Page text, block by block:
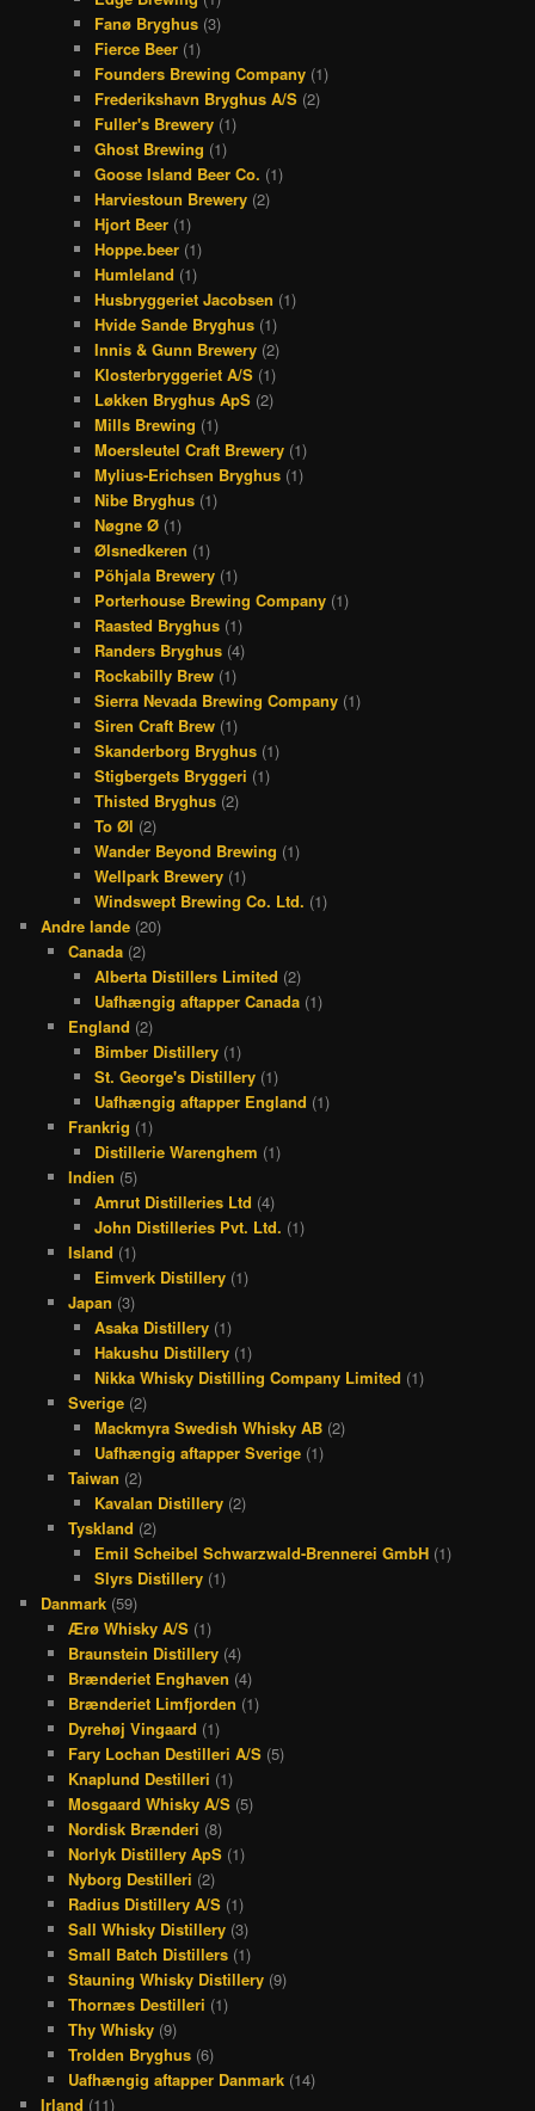
Fanø Bryghus (3)
Fierce Beer (1)
Founders Brewing Company (1)
Frederikshavn Bryghus A/S (2)
Fuller's Brewery (1)
Ghost Brewing (1)
Goose Island Beer Co. (1)
Harviestoun Brewery (2)
Hjort Beer (1)
Hoppe.beer (1)
Humleland (1)
Husbryggeriet Jacobsen (1)
Hvide Sande Bryghus (1)
Innis & Gunn Brewery (2)
Klosterbryggeriet A/S (1)
Løkken Bryghus ApS (2)
Mills Brewing (1)
Moersleutel Craft Brewery (1)
Mylius-Erichsen Bryghus (1)
Nibe Bryghus (1)
Nøgne Ø (1)
Ølsnedkeren (1)
Põhjala Brewery (1)
Porterhouse Brewing Company (1)
Raasted Bryghus (1)
Randers Bryghus (4)
Rockabilly Brew (1)
Sierra Nevada Brewing Company (1)
Siren Craft Brew (1)
Skanderborg Bryghus (1)
Stigbergets Bryggeri (1)
Thisted Bryghus (2)
To Øl (2)
Wander Beyond Brewing (1)
Wellpark Brewery (1)
Windswept Brewing Co. Ltd. (1)
Andre lande (20)
Canada(2)
Alberta Distillers Limited (2)
Uafhængig aftapper Canada (1)
England (2)
Bimber Distillery (1)
St. George's Distillery (1)
Uafhængig aftapper England (1)
Frankrig (1)
Distillerie Warenghem (1)
Indien (5)
Amrut Distilleries Ltd (4)
John Distilleries Pvt. Ltd. (1)
Island (1)
Eimverk Distillery (1)
Japan (3)
Asaka Distillery (1)
Hakushu Distillery (1)
Nikka Whisky Distilling Company Limited (1)
Sverige(2)
Mackmyra Swedish Whisky AB (2)
Uafhængig aftapper Sverige (1)
Taiwan (2)
Kavalan Distillery (2)
Tyskland (2)
Emil Scheibel Schwarzwald-Brennerei GmbH (1)
Slyrs Distillery (1)
Danmark (59)
Ærø Whisky A/S(1)
Braunstein Distillery(4)
Brænderiet Enghaven (4)
Brænderiet Limfjorden (1)
Dyrehøj Vingaard (1)
Fary Lochan Destilleri A/S(5)
Knaplund Destilleri (1)
Mosgaard Whisky A/S(5)
Nordisk Brænderi (8)
Norlyk Distillery ApS(1)
Nyborg Destilleri (2)
Radius Distillery A/S(1)
Sall Whisky Distillery(3)
Small Batch Distillers(1)
Stauning Whisky Distillery(9)
Thornæs Destilleri (1)
Thy Whisky(9)
Trolden Bryghus(6)
Uafhængig aftapper Danmark(14)
Irland (11)